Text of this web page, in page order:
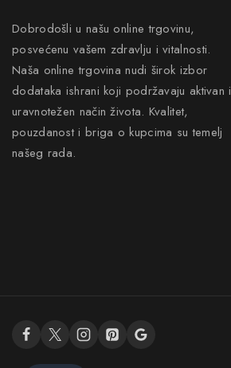
Dobrodošli u našu online trgovinu,
posvećenu vašem zdravlju i vitalnosti.
Naša online trgovina nudi širok izbor
dodataka ishrani koji podržavaju aktivan i
uravnotežen način života. Kvalitet,
pouzdanost i briga o kupcima su temelj
našeg rada.